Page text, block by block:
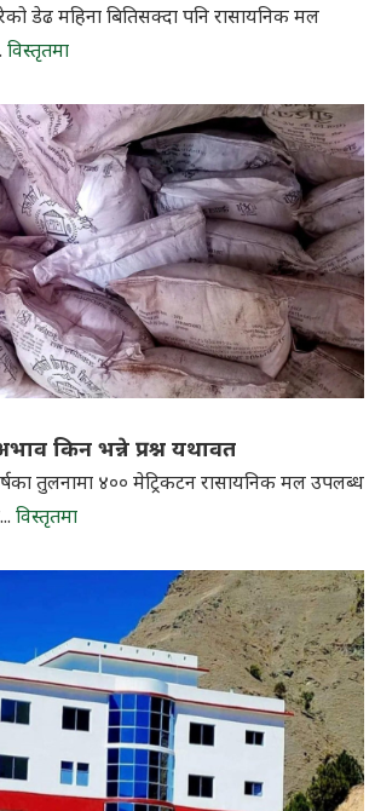
डेढ महिना बितिसक्दा पनि रासायनिक मल
विस्तृतमा
किन भन्ने प्रश्न यथावत
तुलनामा ४०० मेट्रिकटन रासायनिक मल उपलब्ध
विस्तृतमा